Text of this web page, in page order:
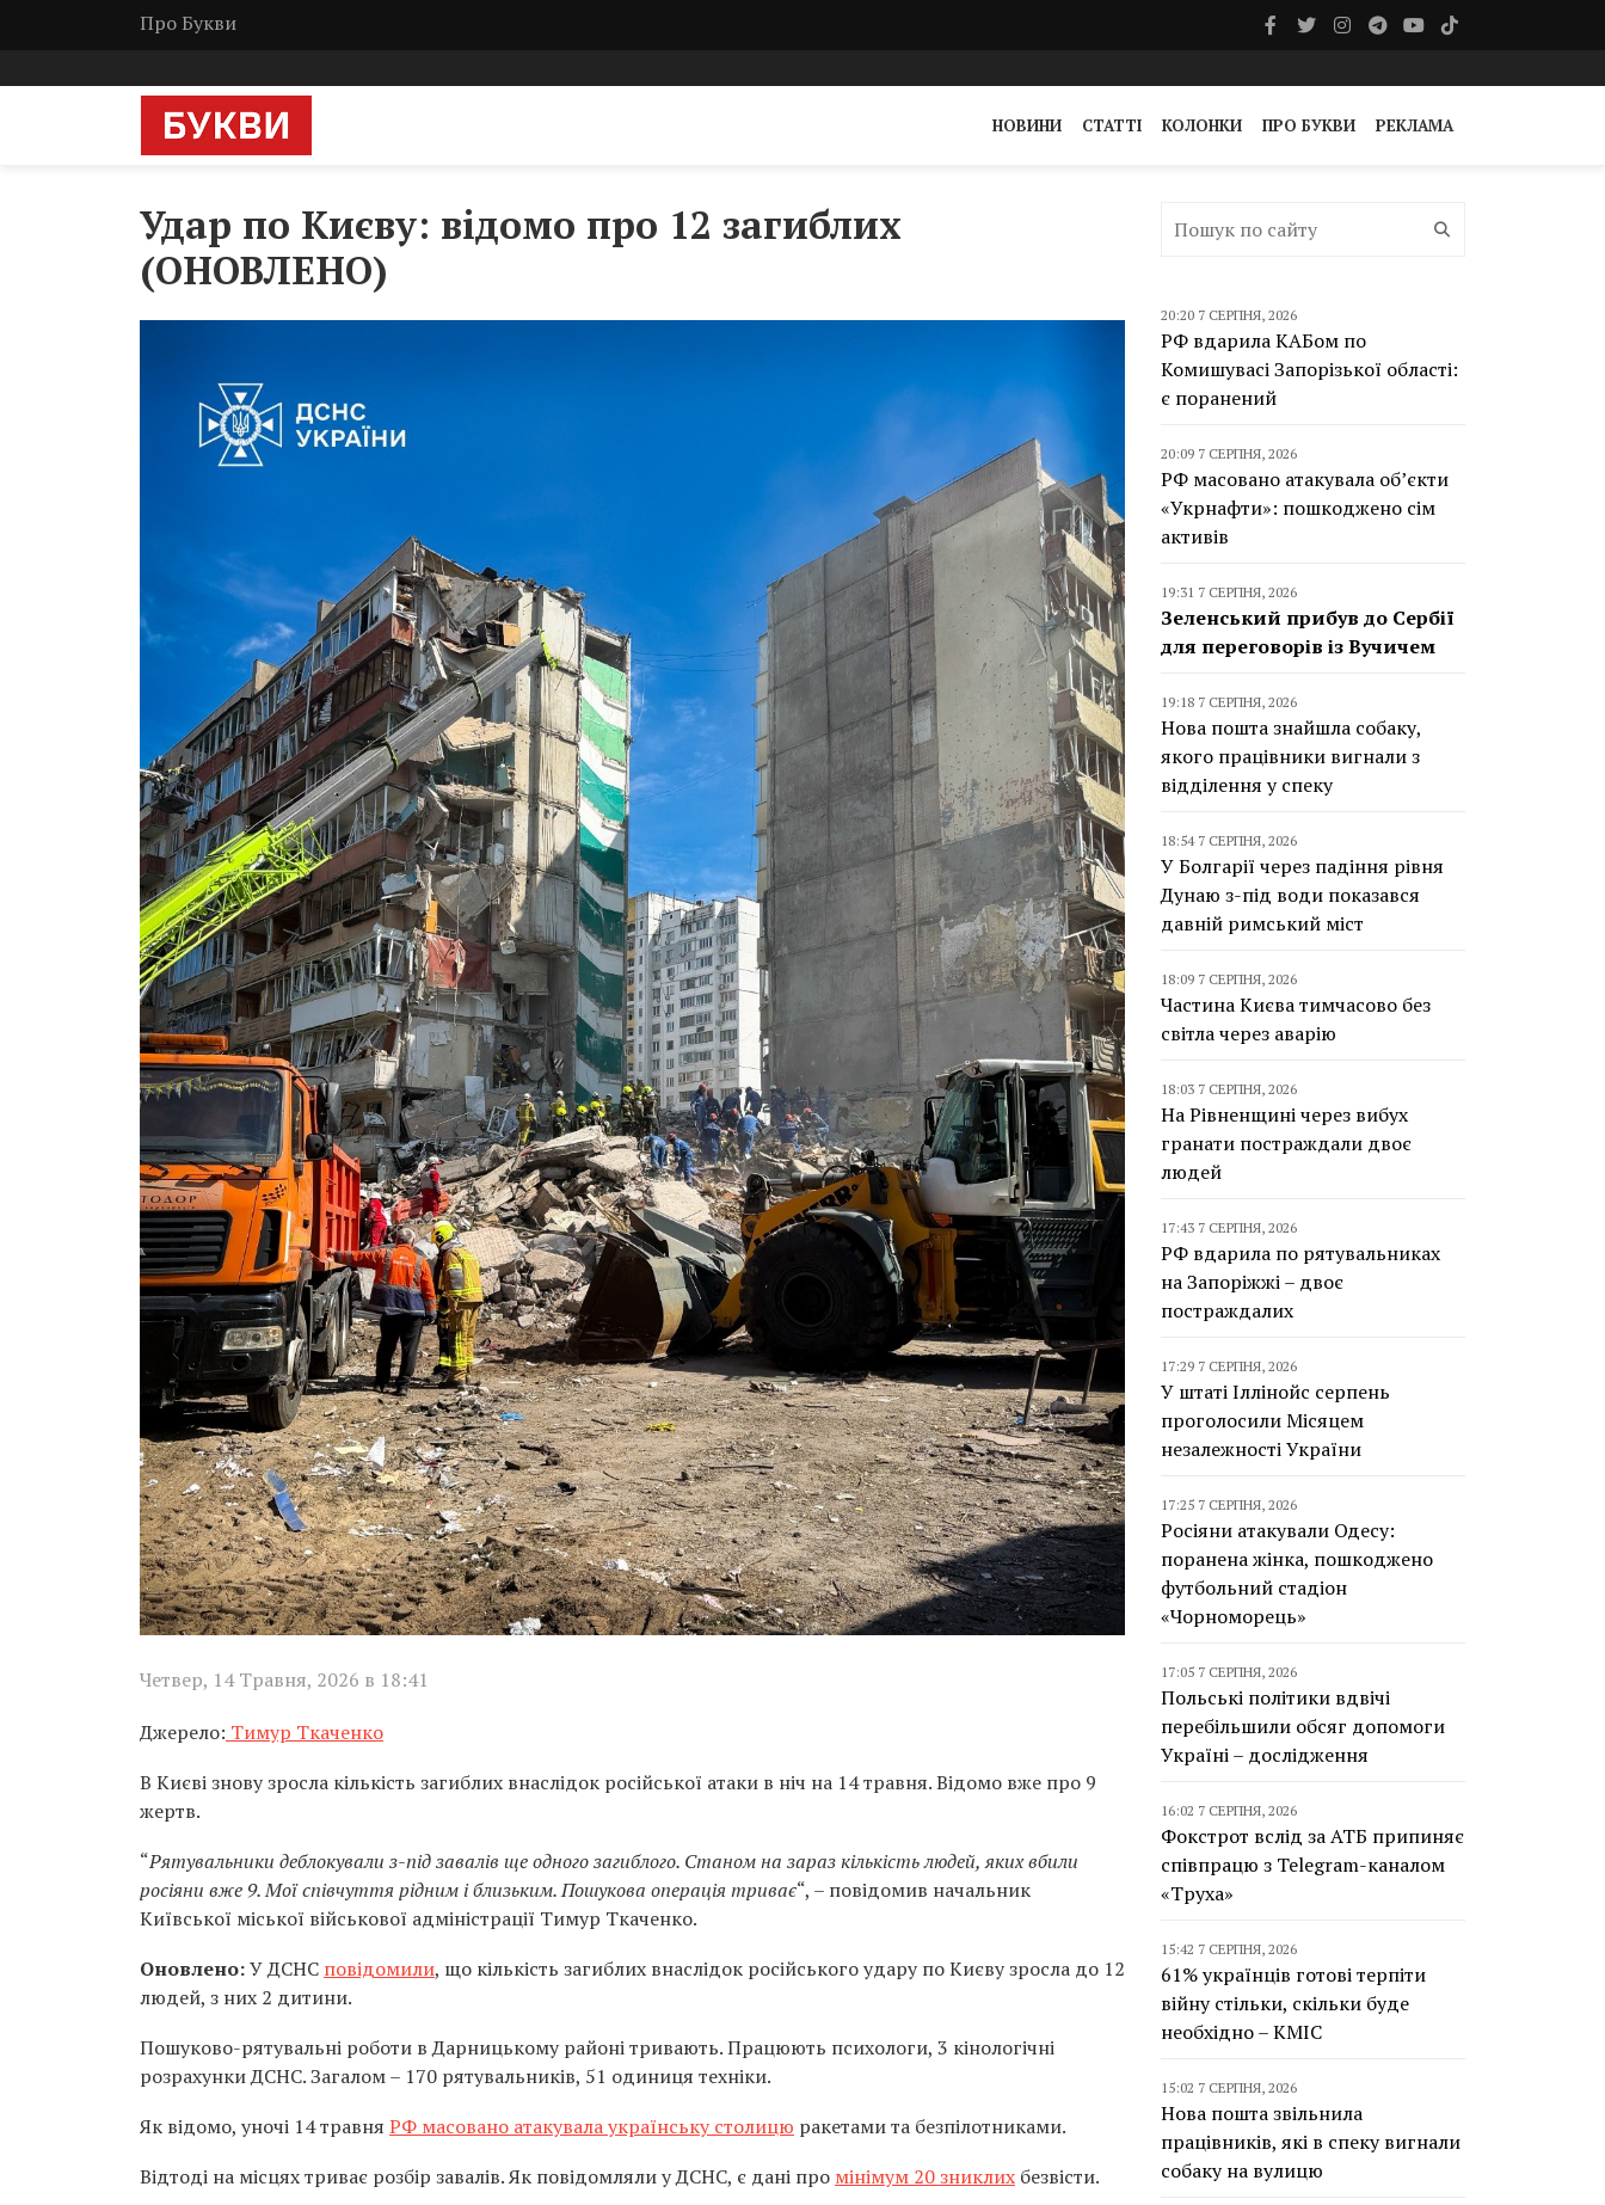
Про Букви
НОВИНИ СТАТТІ КОЛОНКИ ПРО БУКВИ РЕКЛАМА
Удар по Києву: відомо про 12 загиблих
(ОНОВЛЕНО)
Четвер, 14 Травня, 2026 в 18:41
Джерело: Тимур Ткаченко
В Києві знову зросла кількість загиблих внаслідок російської атаки в ніч на 14 травня. Відомо вже про 9
жертв.
“Рятувальники деблокували з-під завалів ще одного загиблого. Станом на зараз кількість людей, яких вбили
росіяни вже 9. Мої співчуття рідним і близьким. Пошукова операція триває“, – повідомив начальник
Київської міської військової адміністрації Тимур Ткаченко.
Оновлено:У ДСНС повідомили, що кількість загиблих внаслідок російського удару по Києву зросла до 12
людей, з них 2 дитини.
Пошуково-рятувальні роботи в Дарницькому районі тривають. Працюють психологи, 3 кінологічні
розрахунки ДСНС. Загалом – 170 рятувальників, 51 одиниця техніки.
Як відомо, уночі 14 травня РФ масовано атакувала українську столицю ракетами та безпілотниками.
Відтоді на місцях триває розбір завалів. Як повідомляли у ДСНС, є дані про мінімум 20 зниклих безвісти.
20:20 7 СЕРПНЯ, 2026
РФ вдарила КАБом по
Комишувасі Запорізької області:
є поранений
20:09 7 СЕРПНЯ, 2026
РФ масовано атакувала об’єкти
«Укрнафти»: пошкоджено сім
активів
19:31 7 СЕРПНЯ, 2026
Зеленський прибув до Сербії
для переговорів із Вучичем
19:18 7 СЕРПНЯ, 2026
Нова пошта знайшла собаку,
якого працівники вигнали з
відділення у спеку
18:54 7 СЕРПНЯ, 2026
У Болгарії через падіння рівня
Дунаю з-під води показався
давній римський міст
18:09 7 СЕРПНЯ, 2026
Частина Києва тимчасово без
світла через аварію
18:03 7 СЕРПНЯ, 2026
На Рівненщині через вибух
гранати постраждали двоє
людей
17:43 7 СЕРПНЯ, 2026
РФ вдарила по рятувальниках
на Запоріжжі – двоє
постраждалих
17:29 7 СЕРПНЯ, 2026
У штаті Іллінойс серпень
проголосили Місяцем
незалежності України
17:25 7 СЕРПНЯ, 2026
Росіяни атакували Одесу:
поранена жінка, пошкоджено
футбольний стадіон
«Чорноморець»
17:05 7 СЕРПНЯ, 2026
Польські політики вдвічі
перебільшили обсяг допомоги
Україні – дослідження
16:02 7 СЕРПНЯ, 2026
Фокстрот вслід за АТБ припиняє
співпрацю з Telegram-каналом
«Труха»
15:42 7 СЕРПНЯ, 2026
61% українців готові терпіти
війну стільки, скільки буде
необхідно – КМІС
15:02 7 СЕРПНЯ, 2026
Нова пошта звільнила
працівників, які в спеку вигнали
собаку на вулицю